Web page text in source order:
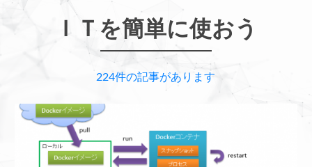
ＩＴを簡単に使おう
224件の記事があります